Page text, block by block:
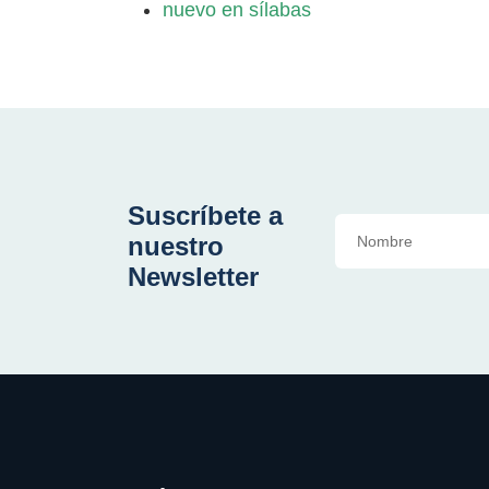
nuevo en sílabas
Suscríbete a
nuestro
Newsletter